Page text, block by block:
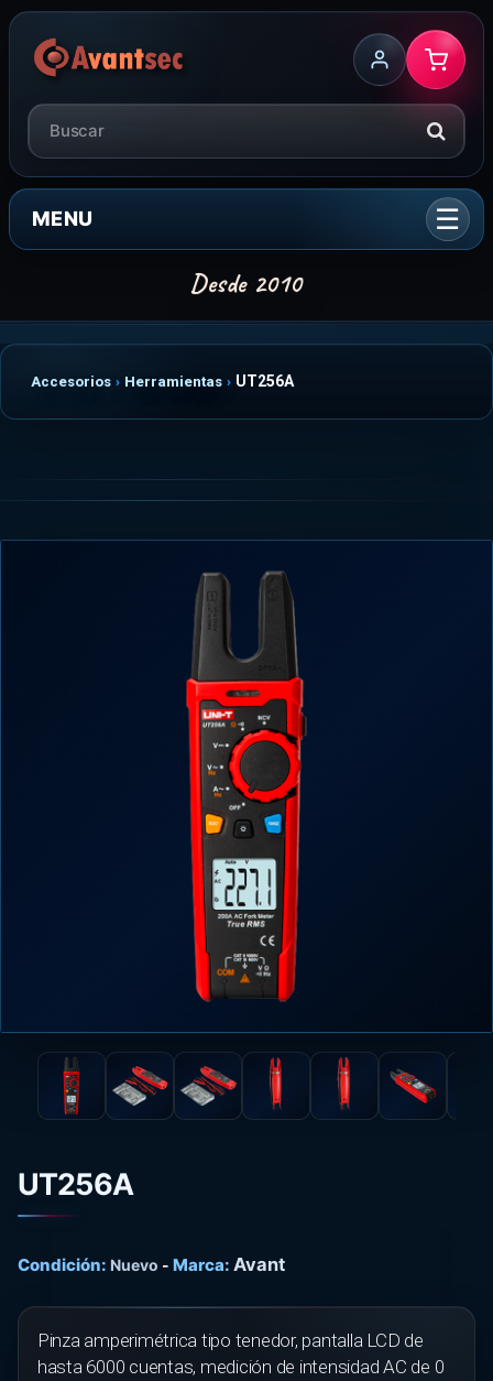
MENU
Accesorios Herramientas UT256A
UT256A
Condición: Nuevo - Marca: Avant
Pinza amperimétrica tipo tenedor, pantalla LCD de
hasta 6000 cuentas, medición de intensidad AC de 0